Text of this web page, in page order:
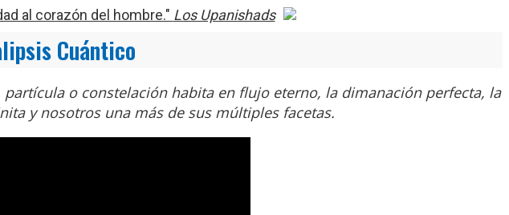
al corazón del hombre." Los Upanishads
Cuántico
o constelación habita en flujo eterno, la dimanación perfecta, la
y nosotros una más de sus múltiples facetas.